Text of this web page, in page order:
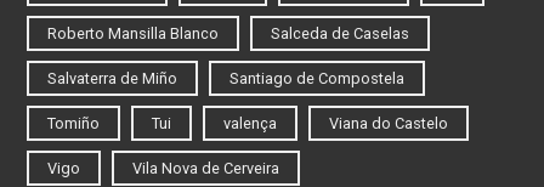
Roberto Mansilla Blanco Salceda de Caselas
Salvaterra de Miño Santiago de Compostela
Tomiño Tui valença Viana do Castelo
Vigo Vila Nova de Cerveira